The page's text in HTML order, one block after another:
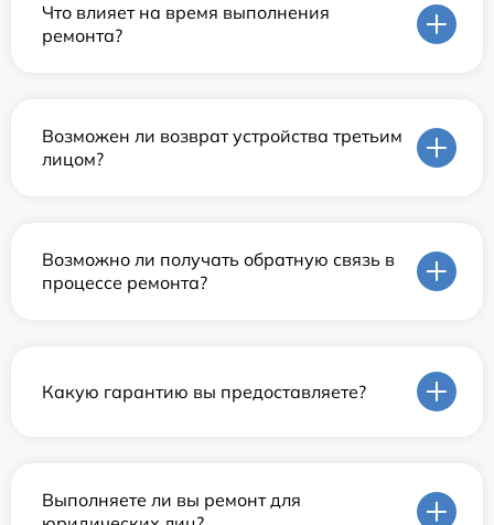
Что влияет на время выполнения
ремонта?
Возможен ли возврат устройства третьим
лицом?
Возможно ли получать обратную связь в
процессе ремонта?
Какую гарантию вы предоставляете?
Выполняете ли вы ремонт для